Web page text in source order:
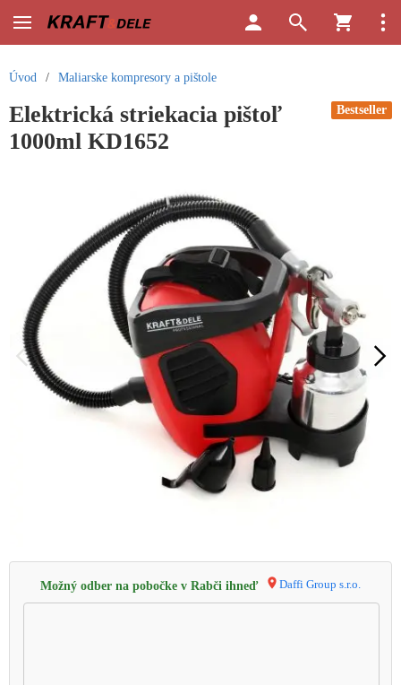
Úvod / Maliarske kompresory a pištole
Bestseller
Elektrická striekacia pištoľ
1000ml KD1652
Možný odber na pobočke v Rabči ihneď Daffi Group s.r.o.